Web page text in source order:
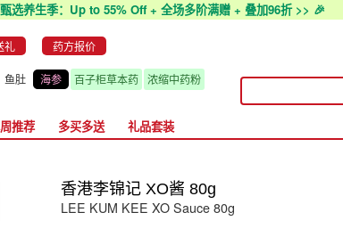
选养生季：Up to 55% Off + 全场多阶满赠 + 叠加96折 >> 🎉
礼 药方报价
鱼肚 海参 百子柜草本药
浓缩中药粉
推荐 多买多送 礼品套装
香港李锦记 XO酱 80g
LEE KUM KEE XO Sauce 80g